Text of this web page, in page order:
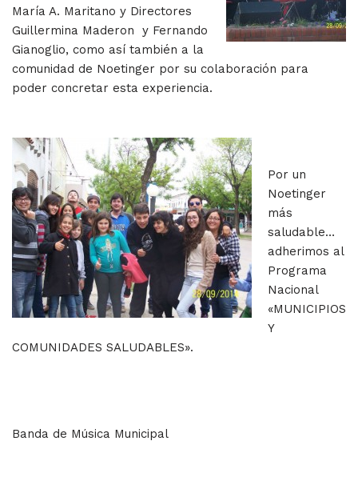
María A. Maritano y Directores
Guillermina Maderon y Fernando
Gianoglio, como así también a la
comunidad de Noetinger por su colaboración para
poder concretar esta experiencia.
Por un
Noetinger
más
saludable…
adherimos al
Programa
Nacional
«MUNICIPIOS
Y
COMUNIDADES SALUDABLES».
Banda de Música Municipal